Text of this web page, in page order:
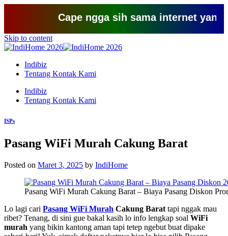
Cape ngga sih sama internet yang
Skip to content
Indibiz
Tentang Kontak Kami
Indibiz
Tentang Kontak Kami
ISPs
Pasang WiFi Murah Cakung Barat
Posted on Maret 3, 2025 by IndiHome
Pasang WiFi Murah Cakung Barat – Biaya Pasang Diskon
Lo lagi cari Pasang WiFi Murah Cakung Barat tapi nggak mau
ribet? Tenang, di sini gue bakal kasih lo info lengkap soal WiFi
murah yang bikin kantong aman tapi tetep ngebut buat dipake